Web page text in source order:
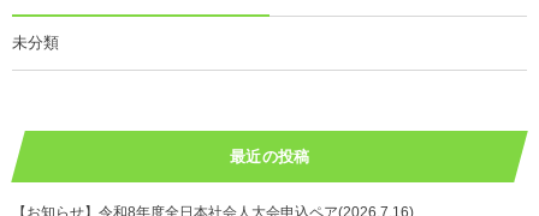
未分類
最近の投稿